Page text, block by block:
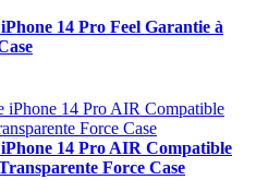
14 Pro Feel Garantie à
14 Pro AIR Compatible
Force Case